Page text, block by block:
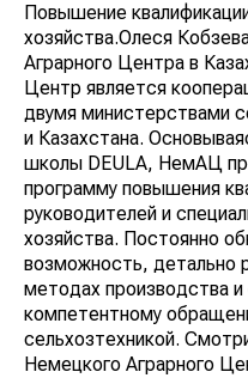
Повышение
хозяйства.Олеся
Аграрного Центра в
Центр является
двумя министерствами
и Казахстана.
школы DEULA, НемАЦ
программу повышения
руководителей и
хозяйства. Постоянно
возможность, детально
методах производства
компетентному
сельхозтехникой.
Немецкого Аграрного